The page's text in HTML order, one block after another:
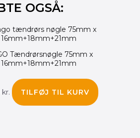
OGSÅ:
Tændrørsnøgle 75mm x
16mm+18mm+21mm
kr. TILFØJ TIL KURV